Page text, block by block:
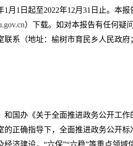
1月1日起至2022年12月31日止。本报
）下载。如对本报告有任何疑
联系（地址：榆树市育民乡人民政府
国办《关于全面推进政务公开工作
正确指导下，全面推进政务公开标
济建设， “六保”“六稳”等重点领域